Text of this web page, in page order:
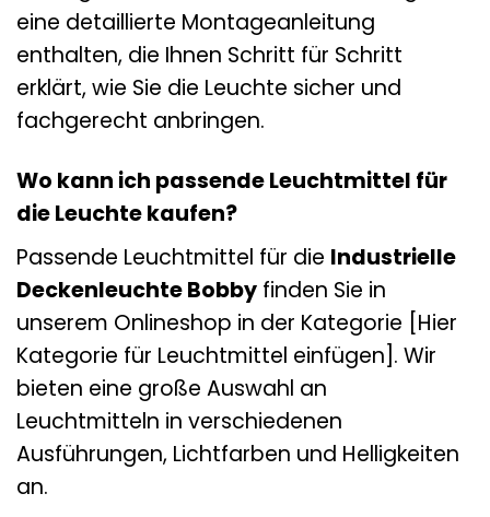
eine detaillierte Montageanleitung
enthalten, die Ihnen Schritt für Schritt
erklärt, wie Sie die Leuchte sicher und
fachgerecht anbringen.
Wo kann ich passende Leuchtmittel für
die Leuchte kaufen?
Passende Leuchtmittel für die Industrielle
Deckenleuchte Bobby finden Sie in
unserem Onlineshop in der Kategorie [Hier
Kategorie für Leuchtmittel einfügen]. Wir
bieten eine große Auswahl an
Leuchtmitteln in verschiedenen
Ausführungen, Lichtfarben und Helligkeiten
an.